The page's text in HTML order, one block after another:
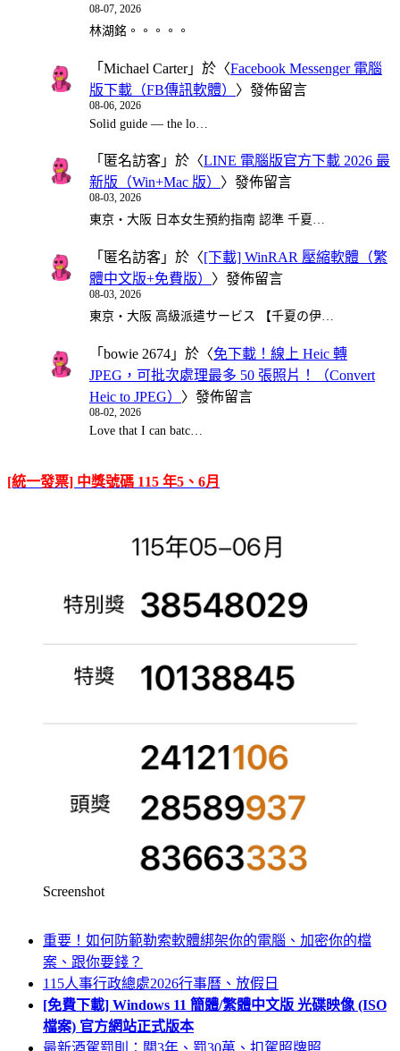
08-07, 2026
林湖銘。。。。。
「 Michael Carter」於〈Facebook Messenger 電腦
版下載（FB傳訊軟體） 〉發佈留言
08-06, 2026
Solid guide — the lo…
「 匿名訪客 」於〈LINE 電腦版官方下載 2026 最
新版（Win+Mac 版） 〉發佈留言
08-03, 2026
東京・大阪 日本女生預約指南 認準 千夏…
「 匿名訪客 」於〈[下載] WinRAR 壓縮軟體（繁
體中文版+免費版） 〉發佈留言
08-03, 2026
東京・大阪 高級派遣サービス 【千夏の伊…
「 bowie 2674 」於〈免下載！線上 Heic 轉
JPEG，可批次處理最多 50 張照片！（Convert
Heic to JPEG） 〉發佈留言
08-02, 2026
Love that I can batc…
[統一發票] 中獎號碼 115 年5、6月
Screenshot
重要！如何防範勒索軟體綁架你的電腦、加密你的檔
案、跟你要錢？
115人事行政總處2026行事曆、放假日
[免費下載] Windows 11 簡體/繁體中文版 光碟映像 (ISO
檔案) 官方網站正式版本
最新酒駕罰則：關3年、罰30萬、扣駕照牌照